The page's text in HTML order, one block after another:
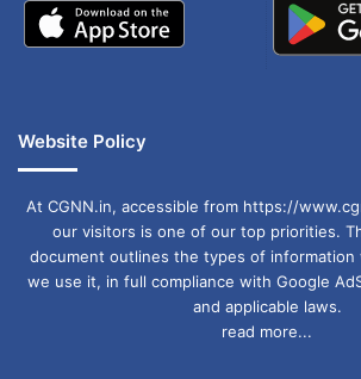
Website Policy
At CGNN.in, accessible from https://
our visitors is one of our top priorities.
document outlines the types of information
we use it, in full compliance with Google
and applicable laws.
read more...